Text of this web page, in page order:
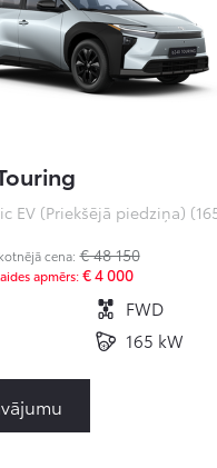
EV (Priekšējā piedziņa)
cena: € 48 150
apmērs: € 4 000
FWD
165 kW